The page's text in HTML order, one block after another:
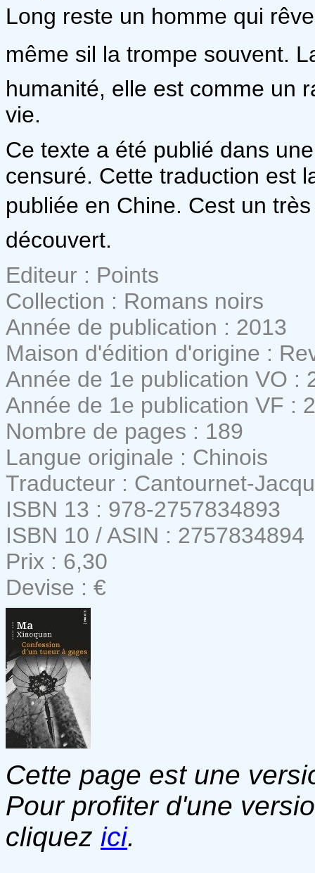
Long reste un homme qui
même sil la trompe souvent.
humanité, elle est comme un
vie.
Ce texte a été publié dans
censuré. Cette traduction est
publiée en Chine. Cest un
découvert.
Editeur : Points
Collection : Romans noirs
Année de publication : 2013
Maison d'édition d'origine :
Année de 1e publication VO :
Année de 1e publication VF :
Nombre de pages : 189
Langue originale : Chinois
Traducteur : Cantournet-
ISBN 13 : 978-2757834893
ISBN 10 / ASIN : 2757834894
Prix : 6,30
Devise : €
Cette page est une
Pour profiter d'une
cliquez ici.